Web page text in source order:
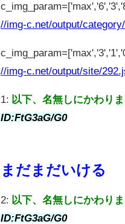
//img-c.net/output/
//img-c.net/output/site/
1: 以下、名無しにかわり
ID:FtG3aG/G0
まだまだいける
2: 以下、名無しにかわり
ID:FtG3aG/G0